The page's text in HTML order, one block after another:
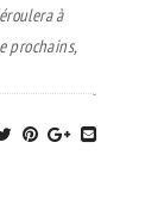
à
prochains,